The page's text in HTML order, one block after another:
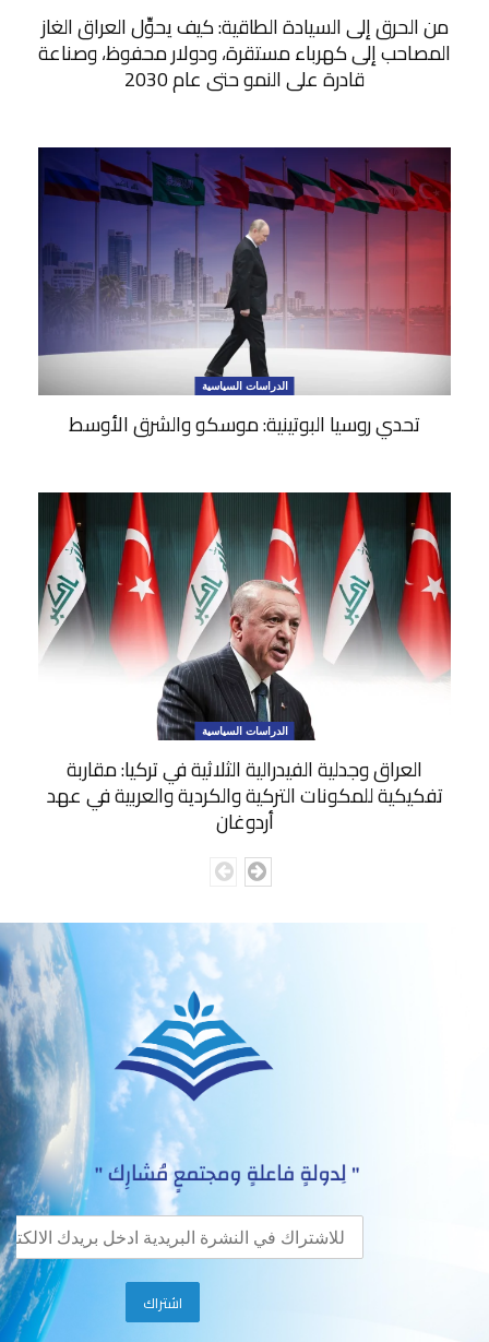
من الحرق إلى السيادة الطاقية: كيف يحوِّل العراق الغاز
المصاحب إلى كهرباء مستقرة، ودولار محفوظ، وصناعة
قادرة على النمو حتى عام 2030
الدراسات السياسية
تحدي روسيا البوتينية: موسكو والشرق الأوسط
الدراسات السياسية
العراق وجدلية الفيدرالية الثلاثية في تركيا: مقاربة
تفكيكية للمكونات التركية والكردية والعربية في عهد
أردوغان